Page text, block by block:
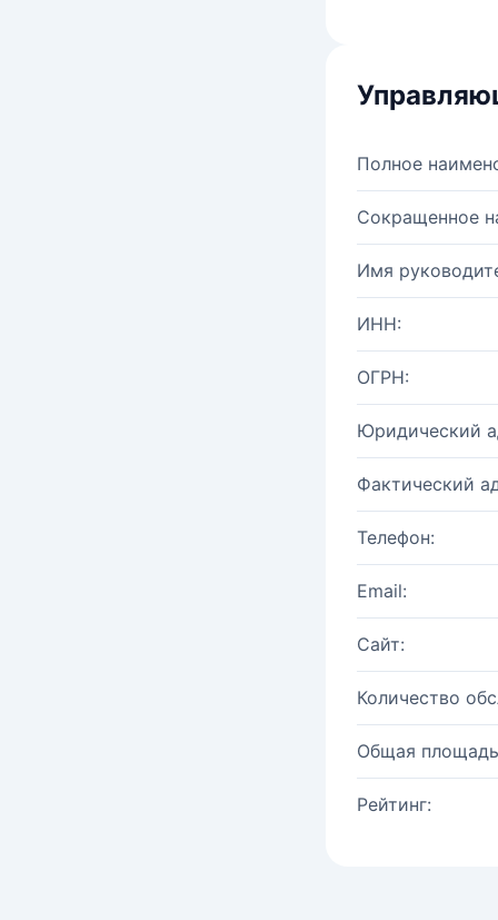
Полное
Сокращенное
Имя
ИНН:
ОГРН:
Юридический
Фактический
Телефон:
Email:
Сайт:
Количество
Общая
Рейтинг: